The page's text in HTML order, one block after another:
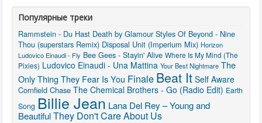
Популярные треки
Rammstein - Du Hast Death by Glamour Styles Of Beyond - Nine
Thou (superstars Remix) Disposal Unit (Imperium Mix) Horizon
Ludovico Einaudi - Fly Bee Gees - Stayin' Alive Where Is My Mind (The
Pixies) Ludovico Einaudi - Una Mattina Your Best Nightmare The
Only Thing They Fear Is You Finale Beat It Self Aware
Cornfield Chase The Chemical Brothers - Go (Radio Edit) Earth
Song Billie Jean Lana Del Rey – Young and
BeautifulThey Don't Care About Us